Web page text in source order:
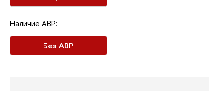
Наличие АВР:
Без АВР